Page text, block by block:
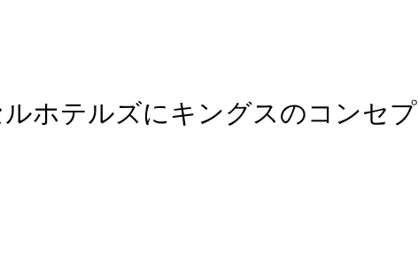
ホテルズにキングスのコンセプ